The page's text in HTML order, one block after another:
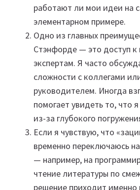
работают ли мои идеи на
элементарном примере.
Одно из главных
Стэнфорде — это доступ
экспертам. Я часто
сложности с коллегами
руководителем. Иногда
помогает увидеть то, что
из-за глубокого
Если я чувствую, что
временно переключаюсь
— например, на
чтение литературы по
решение приходит именно